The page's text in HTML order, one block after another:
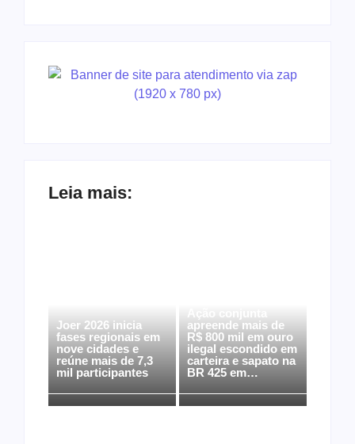
Leia mais:
Joer 2026 inicia
fases regionais em
nove cidades e
reúne mais de 7,3
mil participantes
apreende mais de
R$ 800 mil em ouro
ilegal escondido em
carteira e sapato na
BR 425 em…